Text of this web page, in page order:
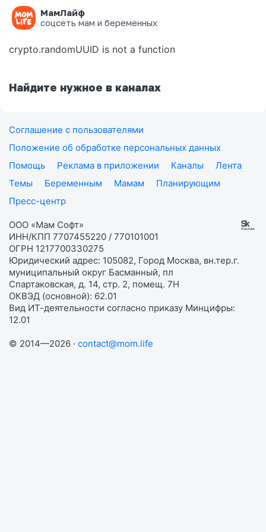
МамЛайф
соцсеть мам и беременных
Ошибка на странице
crypto.randomUUID is not a function
Найдите нужное в каналах
Соглашение с пользователями
Положение об обработке персональных данных
Помощь
Реклама в приложении Каналы
Лента
Темы
Беременным Мамам
Планирующим
Пресс-центр
ООО «Мам Софт»
ИНН/КПП 7707455220 / 770101001
ОГРН 1217700330275
Юридический адрес: 105082, Город Москва, вн.тер.г.
муниципальный округ Басманный, пл
Спартаковская, д. 14, стр. 2, помещ. 7Н
ОКВЭД (основной): 62.01
Вид ИТ-деятельности согласно приказу Минцифры:
12.01
© 2014—2026 · contact@mom.life